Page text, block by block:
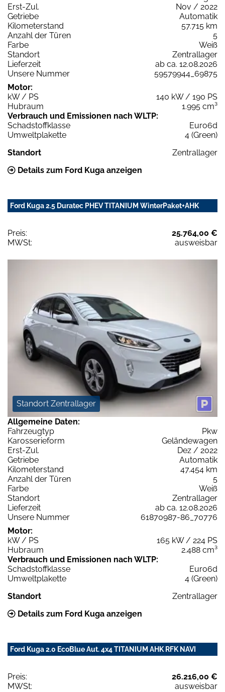
Erst-Zul.
Nov / 2022
Getriebe
Automatik
Kilometerstand
57.715 km
Anzahl der Türen
5
Farbe
Weiß
Standort
Zentrallager
Lieferzeit
ab ca. 12.08.2026
Unsere Nummer
59579944_69875
Motor:
kW / PS
140 kW / 190 PS
Hubraum
1.995 cm³
Verbrauch und Emissionen nach WLTP:
Schadstoffklasse
Euro6d
Umweltplakette
4 (Green)
Standort
Zentrallager
Details zum Ford Kuga anzeigen
Ford Kuga 2.5 Duratec PHEV TITANIUM WinterPaket+AHK
Preis:
25.764,00 €
MWSt:
ausweisbar
Standort Zentrallager
Allgemeine Daten:
Fahrzeugtyp
Pkw
Karosserieform
Geländewagen
Erst-Zul.
Dez / 2022
Getriebe
Automatik
Kilometerstand
47.454 km
Anzahl der Türen
5
Farbe
Weiß
Standort
Zentrallager
Lieferzeit
ab ca. 12.08.2026
Unsere Nummer
61870987-86_70776
Motor:
kW / PS
165 kW / 224 PS
Hubraum
2.488 cm³
Verbrauch und Emissionen nach WLTP:
Schadstoffklasse
Euro6d
Umweltplakette
4 (Green)
Standort
Zentrallager
Details zum Ford Kuga anzeigen
Ford Kuga 2.0 EcoBlue Aut. 4x4 TITANIUM AHK RFK NAVI
Preis:
26.216,00 €
MWSt:
ausweisbar